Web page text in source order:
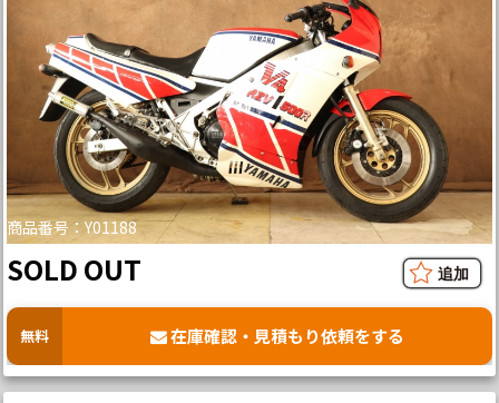
商品番号：Y01188
SOLD OUT
無料 在庫確認・見積もり依頼をする